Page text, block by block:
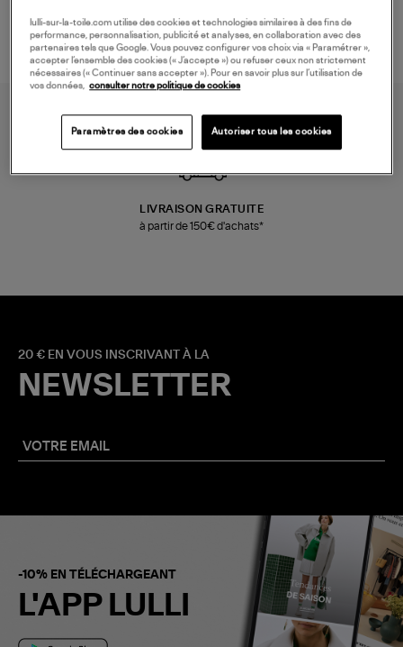
LIVRAISON GRATUITE
à partir de 150€ d'achats*
20 € EN VOUS INSCRIVANT À LA
NEWSLETTER
-10% EN TÉLÉCHARGEANT
L'APP LULLI
lulli-sur-la-toile.com utilise des cookies et technologies similaires à des fins de
performance, personnalisation, publicité et analyses, en collaboration avec des
partenaires tels que Google. Vous pouvez configurer vos choix via « Paramétrer »,
accepter l’ensemble des cookies (« J’accepte ») ou refuser ceux non strictement
nécessaires (« Continuer sans accepter »). Pour en savoir plus sur l’utilisation de
vos données,
consulter notre politique de cookies
Paramètres des cookies Autoriser tous les cookies